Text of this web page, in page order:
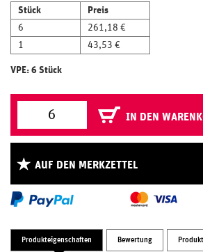
Stück
Preis
6
261,18 €
1
43,53 €
VPE: 6 Stück
IN DEN
AUF DEN MERKZETTEL
Produkteigenschaften Bewertung